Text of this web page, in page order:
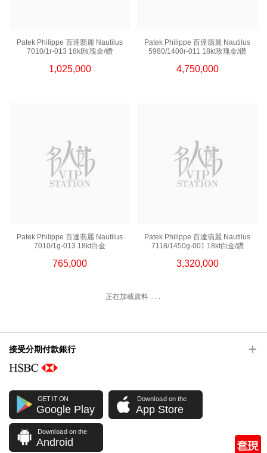
Patek Philippe 百達翡麗 Nautilus
7010/1r-013 18kt玫瑰金/鑽
1,025,000
Patek Philippe 百達翡麗 Nautilus
5980/1400r-011 18kt玫瑰金/鑽
4,750,000
Patek Philippe 百達翡麗 Nautilus
7010/1g-013 18kt白金
765,000
Patek Philippe 百達翡麗 Nautilus
7118/1450g-001 18kt白金/鑽
3,320,000
正在加載資料
接受分期付款銀行
GET IT ON
Google Play
Download on the
App Store
Download on the
Android